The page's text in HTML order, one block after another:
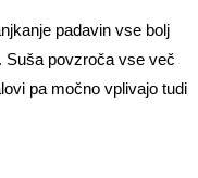
padavin vse bolj
Suša povzroča vse več
pa močno vplivajo tudi